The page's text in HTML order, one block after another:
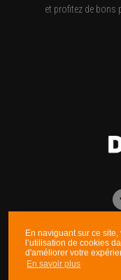
En naviguant sur ce
l’utilisation de cookies
d'améliorer votre
En savoir plus
et profitez de bons
Boutique propulsée